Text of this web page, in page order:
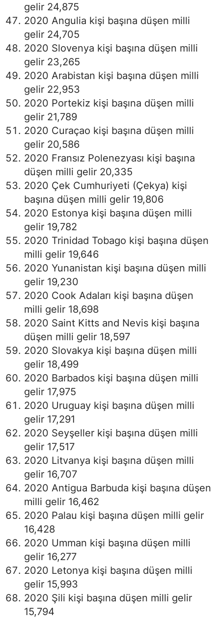
gelir 24,875
2020 Angulia kişi başına düşen milli
gelir 24,705
2020 Slovenya kişi başına düşen milli
gelir 23,265
2020 Arabistan kişi başına düşen milli
gelir 22,953
2020 Portekiz kişi başına düşen milli
gelir 21,789
2020 Curaçao kişi başına düşen milli
gelir 20,586
2020 Fransız Polenezyası kişi başına
düşen milli gelir 20,335
2020 Çek Cumhuriyeti (Çekya) kişi
başına düşen milli gelir 19,806
2020 Estonya kişi başına düşen milli
gelir 19,782
2020 Trinidad Tobago kişi başına düşen
milli gelir 19,646
2020 Yunanistan kişi başına düşen milli
gelir 19,230
2020 Cook Adaları kişi başına düşen
milli gelir 18,698
2020 Saint Kitts and Nevis kişi başına
düşen milli gelir 18,597
2020 Slovakya kişi başına düşen milli
gelir 18,499
2020 Barbados kişi başına düşen milli
gelir 17,975
2020 Uruguay kişi başına düşen milli
gelir 17,291
2020 Seyşeller kişi başına düşen milli
gelir 17,517
2020 Litvanya kişi başına düşen milli
gelir 16,707
2020 Antigua Barbuda kişi başına düşen
milli gelir 16,462
2020 Palau kişi başına düşen milli gelir
16,428
2020 Umman kişi başına düşen milli
gelir 16,277
2020 Letonya kişi başına düşen milli
gelir 15,993
2020 Şili kişi başına düşen milli gelir
15,794